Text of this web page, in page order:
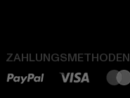
ZAHLUNGSMETHODEN